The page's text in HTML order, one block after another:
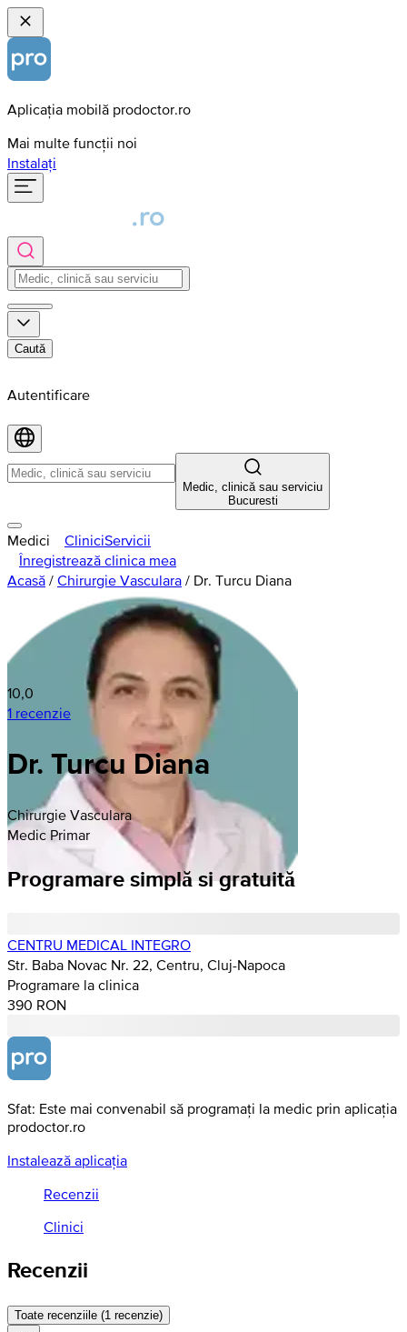
Aplicația mobilă prodoctor.ro
Mai multe funcții noi
Instalați
Caută
Autentificare
Medic, clinică sau serviciu
Bucuresti
Medici CliniciServicii
Înregistrează clinica mea
Acasă / Chirurgie Vasculara / Dr. Turcu Diana
10,0
1 recenzie
Dr. Turcu Diana
Chirurgie Vasculara
Medic Primar
Programare simplă si gratuită
CENTRU MEDICAL INTEGRO
Str. Baba Novac Nr. 22, Centru, Cluj-Napoca
Programare la clinica
390 RON
Sfat: Este mai convenabil să programați la medic prin aplicația
prodoctor.ro
Instalează aplicația
Recenzii
Clinici
Recenzii
Toate recenziile (1 recenzie)